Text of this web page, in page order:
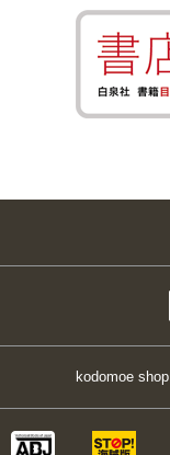
kodomoe shop